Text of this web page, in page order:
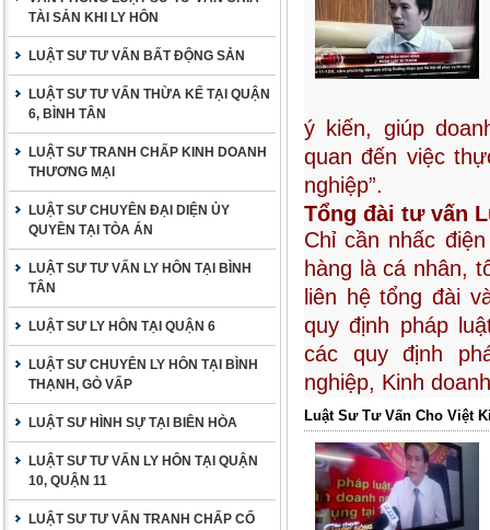
TÀI SẢN KHI LY HÔN
LUẬT SƯ TƯ VẤN BẤT ĐỘNG SẢN
LUẬT SƯ TƯ VẤN THỪA KẾ TẠI QUẬN
6, BÌNH TÂN
LUẬT SƯ TRANH CHẤP KINH DOANH
THƯƠNG MẠI
LUẬT SƯ CHUYÊN ĐẠI DIỆN ỦY
QUYỀN TẠI TÒA ÁN
LUẬT SƯ TƯ VẤN LY HÔN TẠI BÌNH
TÂN
LUẬT SƯ LY HÔN TẠI QUẬN 6
LUẬT SƯ CHUYÊN LY HÔN TẠI BÌNH
THẠNH, GÒ VẤP
LUẬT SƯ HÌNH SỰ TẠI BIÊN HÒA
LUẬT SƯ TƯ VẤN LY HÔN TẠI QUẬN
10, QUẬN 11
LUẬT SƯ TƯ VẤN TRANH CHẤP CỐ
ý kiến, giúp
quan đến việc
nghiệp”.
Tổng đài tư vấn
Chỉ cần nhấc
hàng là cá nhân,
liên hệ tổng đài
quy định pháp
các quy định
nghiệp, Kinh
Luật Sư Tư Vấn Cho Việt